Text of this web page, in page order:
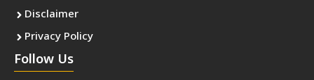
Disclaimer
Privacy Policy
Follow Us